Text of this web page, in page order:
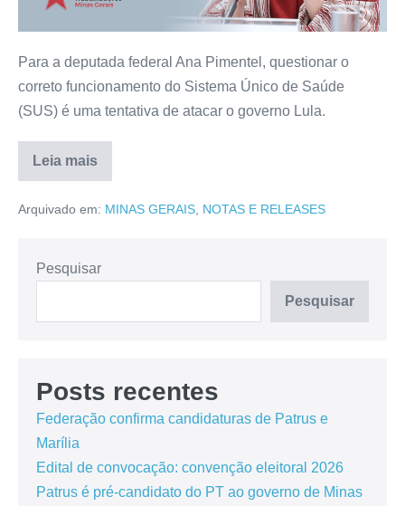
Para a deputada federal Ana Pimentel, questionar o
correto funcionamento do Sistema Único de Saúde
(SUS) é uma tentativa de atacar o governo Lula.
Leia mais
Arquivado em: MINAS GERAIS NOTAS E RELEASES
Pesquisar
Pesquisar
Posts recentes
Federação confirma candidaturas de Patrus e
Marília
Edital de convocação: convenção eleitoral 2026
Patrus é pré-candidato do PT ao governo de Minas